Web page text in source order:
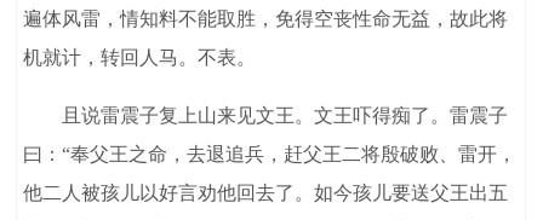
遍体风雷，情知料不能取胜，免得空丧性命无益，故此将
机就计，转回人马。不表。
且说雷震子复上山来见文王。文王吓得痴了。雷震子
曰：“奉父王之命，去退追兵，赶父王二将殷破败、雷开，
他二人被孩儿以好言劝他回去了。如今孩儿要送父王出五